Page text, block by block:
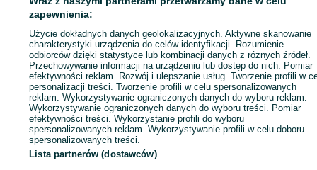
Zadzwoń / SMS
zapewnienia:
Użycie dokładnych danych geolokalizacyjnych. Aktywne skanowanie
charakterystyki urządzenia do celów identyfikacji. Rozumienie
odbiorców dzięki statystyce lub kombinacji danych z różnych źródeł.
Przechowywanie informacji na urządzeniu lub dostęp do nich. Pomiar
efektywności reklam. Rozwój i ulepszanie usług. Tworzenie profili w
personalizacji treści. Tworzenie profili w celu spersonalizowanych
reklam. Wykorzystywanie ograniczonych danych do wyboru reklam.
Wykorzystywanie ograniczonych danych do wyboru treści. Pomiar
efektywności treści. Wykorzystanie profili do wyboru
spersonalizowanych reklam. Wykorzystywanie profili w celu doboru
spersonalizowanych treści.
Lista partnerów (dostawców)